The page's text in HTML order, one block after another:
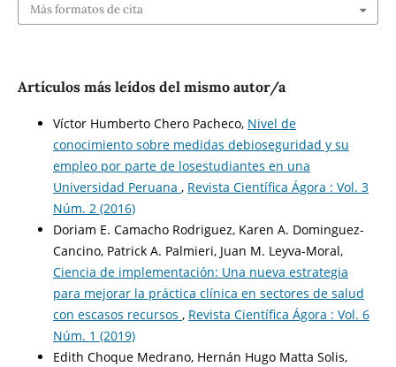
Más formatos de cita
Artículos más leídos del mismo autor/a
Víctor Humberto Chero Pacheco, Nivel de
conocimiento sobre medidas debioseguridad y su
empleo por parte de losestudiantes en una
Universidad Peruana , Revista Científica Ágora : Vol. 3
Núm. 2 (2016)
Doriam E. Camacho Rodriguez, Karen A. Dominguez-
Cancino, Patrick A. Palmieri, Juan M. Leyva-Moral,
Ciencia de implementación: Una nueva estrategia
para mejorar la práctica clínica en sectores de salud
con escasos recursos , Revista Científica Ágora : Vol. 6
Núm. 1 (2019)
Edith Choque Medrano, Hernán Hugo Matta Solis,